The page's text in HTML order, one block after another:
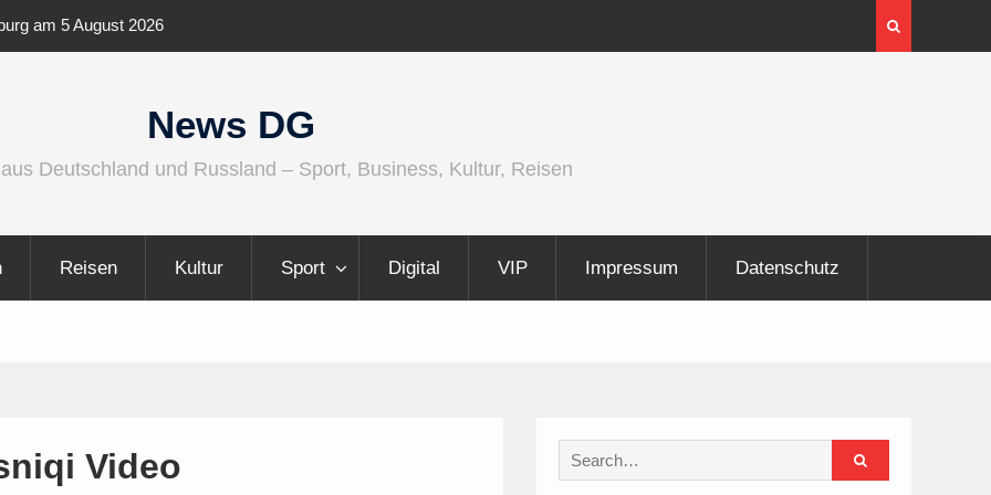
wird größer, internationaler und
InnoTrans 2026 zeigt
Elektrifizierung der Schiene
News DG
Deutschland und Russland – Sport, Business, Kultur, Reisen
Reisen Kultur Sport Digital VIP Impressum Datenschutz
Video
Search
for: